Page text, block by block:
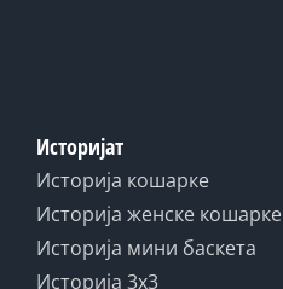
Историјат
Историја кошарке
Историја женске кошарке
Историја мини баскета
Историја 3x3